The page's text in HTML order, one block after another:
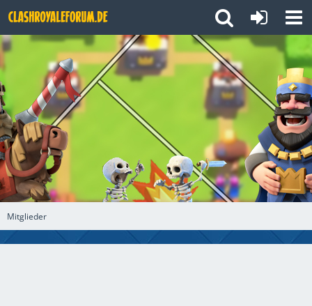
Mitglieder